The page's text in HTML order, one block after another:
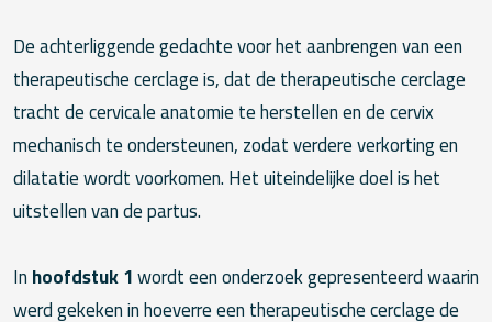
De achterliggende gedachte voor het aanbrengen van een
therapeutische cerclage is, dat de therapeutische cerclage
tracht de cervicale anatomie te herstellen en de cervix
mechanisch te ondersteunen, zodat verdere verkorting en
dilatatie wordt voorkomen. Het uiteindelijke doel is het
uitstellen van de partus.
Inhoofdstuk 1wordt een onderzoek gepresenteerd waarin
werd gekeken in hoeverre een therapeutische cerclage de